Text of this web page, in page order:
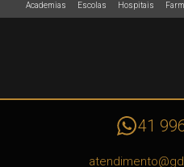
Academias Escolas Hospitais
41